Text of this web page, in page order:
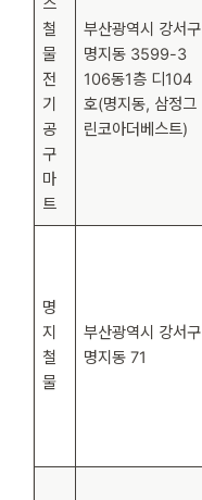
철
물
전
기
공
구
마
트
부산광역시 강서구
명지동 3599-3
106동1층 디104
호(명지동, 삼정그
린코아더베스트)
명
지
철
물
부산광역시 강서구
명지동 71